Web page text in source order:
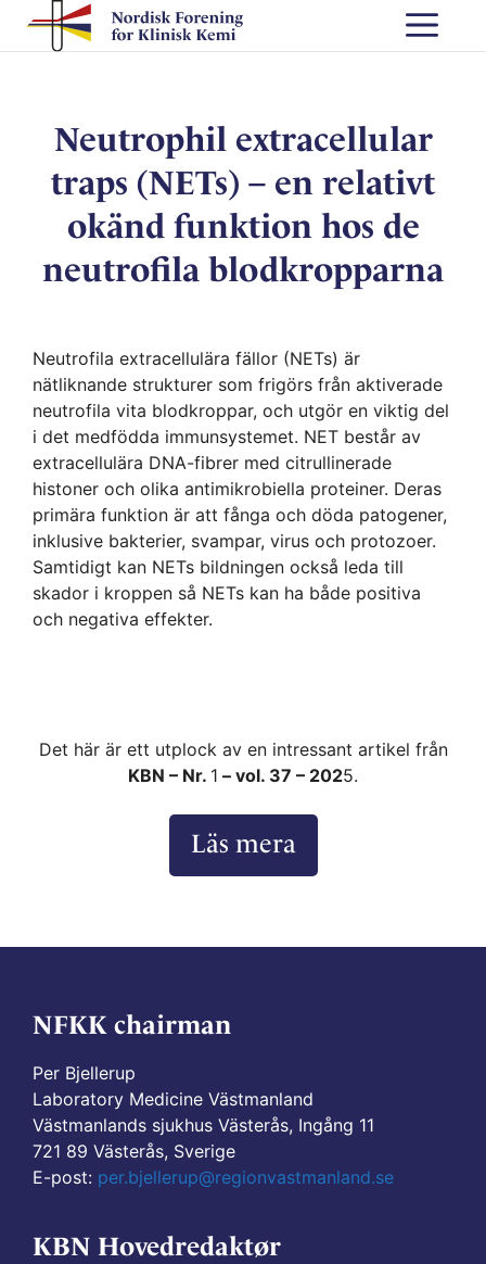
Neutrophil extracellular
traps (NETs) – en relativt
okänd funktion hos de
neutrofila blodkropparna
Neutrofila extracellulära fällor (NETs) är
nätliknande strukturer som frigörs från aktiverade
neutrofila vita blodkroppar, och utgör en viktig del
i det medfödda immunsystemet. NET består av
extracellulära DNA-fibrer med citrullinerade
histoner och olika antimikrobiella proteiner. Deras
primära funktion är att fånga och döda patogener,
inklusive bakterier, svampar, virus och protozoer.
Samtidigt kan NETs bildningen också leda till
skador i kroppen så NETs kan ha både positiva
och negativa effekter.
Det här är ett utplock av en intressant artikel från
KBN – Nr. 1 – vol. 37 – 2025.
Läs mera
NFKK chairman
Per Bjellerup
Laboratory Medicine Västmanland
Västmanlands sjukhus Västerås, Ingång 11
721 89 Västerås, Sverige
E-post: per.bjellerup@regionvastmanland.se
KBN Hovedredaktør